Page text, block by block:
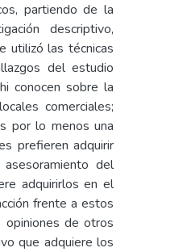
partiendo de la
descriptivo,
utilizó las técnicas
del estudio
conocen sobre la
comerciales;
por lo menos una
prefieren adquirir
del
adquirirlos en el
frente a estos
de otros
que adquiere los